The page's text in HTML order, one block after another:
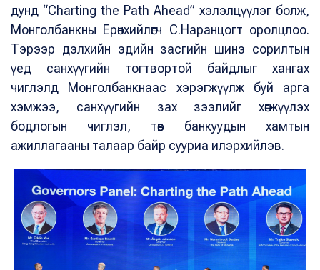
дунд “Charting the Path Ahead” хэлэлцүүлэг болж,
Монголбанкны Ерөнхийлөгч С.Наранцогт оролцлоо.
Тэрээр дэлхийн эдийн засгийн шинэ сорилтын
үед санхүүгийн тогтвортой байдлыг хангах
чиглэлд Монголбанкнаас хэрэгжүүлж буй арга
хэмжээ, санхүүгийн зах зээлийг хөгжүүлэх
бодлогын чиглэл, төв банкуудын хамтын
ажиллагааны талаар байр сууриа илэрхийлэв.